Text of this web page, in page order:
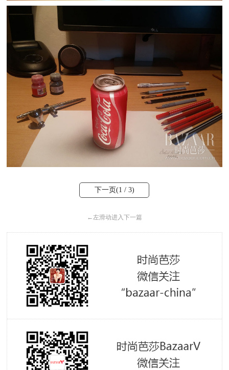
下一页(1 / 3)
←左滑动进入下一篇